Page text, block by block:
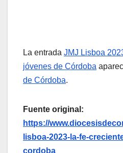
La entrada JMJ Lisboa
jóvenes de Córdoba
de Córdoba.
Fuente original:
https://
lisboa-2023-la-fe-
cordoba